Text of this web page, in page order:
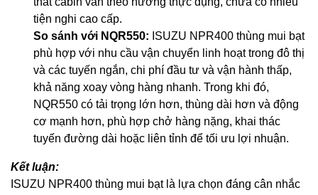
tiện nghi cao cấp.
So sánh với NQR550: ISUZU NPR400 thùng mui bạt
phù hợp với nhu cầu vận chuyển linh hoạt trong đô thị
và các tuyến ngắn, chi phí đầu tư và vận hành thấp,
khả năng xoay vòng hàng nhanh. Trong khi đó,
NQR550 có tải trọng lớn hơn, thùng dài hơn và động
cơ mạnh hơn, phù hợp chở hàng nặng, khai thác
tuyến đường dài hoặc liên tỉnh để tối ưu lợi nhuận.
Kết luận:
ISUZU NPR400 thùng mui bạt là lựa chọn đáng cân nhắc